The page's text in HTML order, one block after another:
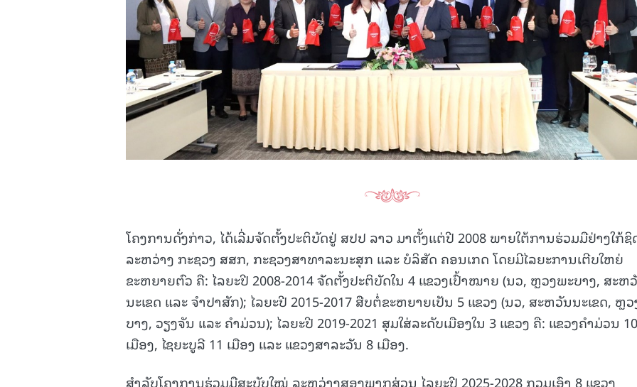
ໂຄງການດັ່ງກ່າວ, ໄດ້ເລີ່ມຈັດຕັ້ງປະຕິບັດຢູ່ ສປປ ລາວ ມາຕັ້ງແຕ່ປີ 2008 ພາຍໃຕ້ການຮ່ວມມືຢ່າງໃກ້ຊິ
ລະຫວ່າງ ກະຊວງ ສສກ, ກະຊວງສາທາລະນະສຸກ ແລະ ບໍລິສັດ ຄອນເກດ ໂດຍມີໄລຍະການເຕີບໃຫຍ່
ຂະຫຍາຍຕົວ ຄື: ໄລຍະປີ 2008-2014 ຈັດຕັ້ງປະຕິບັດໃນ 4 ແຂວງເປົ້າໝາຍ (ນວ, ຫຼວງພະບາງ, ສະຫ
ນະເຂດ ແລະ ຈຳປາສັກ); ໄລຍະປີ 2015-2017 ສືບຕໍ່ຂະຫຍາຍເປັນ 5 ແຂວງ (ນວ, ສະຫວັນນະເຂດ, ຫຼ
ບາງ, ວຽງຈັນ ແລະ ຄຳມ່ວນ); ໄລຍະປີ 2019-2021 ສຸມໃສ່ລະດັບເມືອງໃນ 3 ແຂວງ ຄື: ແຂວງຄຳມ່ວນ 10
ເມືອງ, ໄຊຍະບູລີ 11 ເມືອງ ແລະ ແຂວງສາລະວັນ 8 ເມືອງ.
ສຳລັບໂຄງການຮ່ວມມືສະບັບໃໝ່ ລະຫວ່າງສອງພາກສ່ວນ ໄລຍະປີ 2025-2028 ກວມເອົາ 8 ແຂວງ